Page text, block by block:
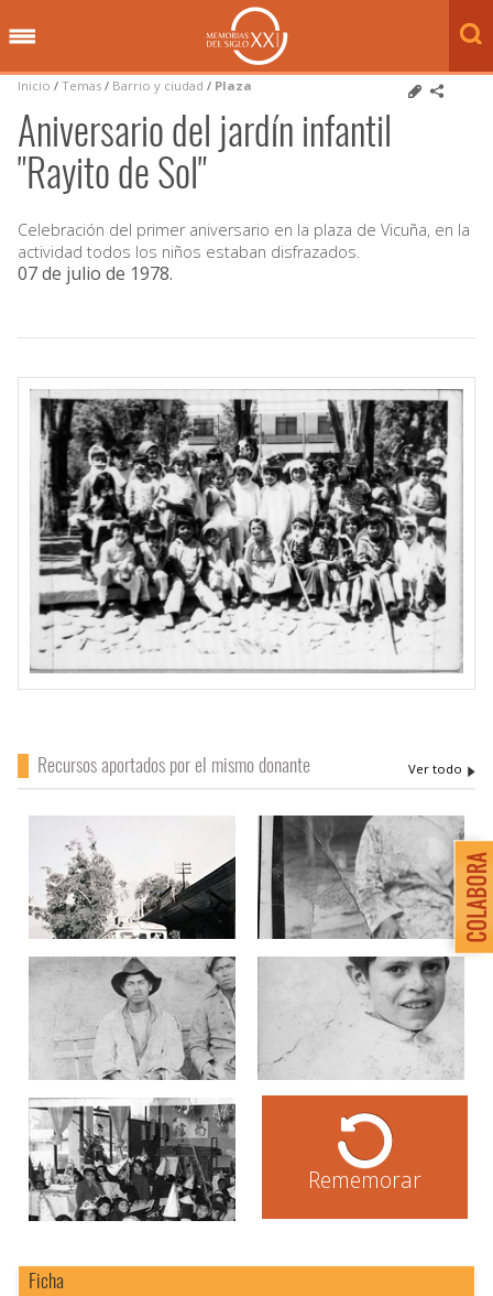
Inicio / Temas / Barrio y ciudad / Plaza
Aniversario del jardín infantil
"Rayito de Sol"
Celebración del primer aniversario en la plaza de Vicuña, en la
actividad todos los niños estaban disfrazados.
07 de julio de 1978.
Recursos aportados por el mismo donante
Rememorar
Ficha